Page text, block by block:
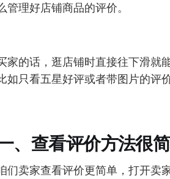
管理好店铺商品的评价。
家的话，逛店铺时直接往下滑就
如只看五星好评或者带图片的评
、查看评价方法很
们卖家查看评价更简单，打开卖